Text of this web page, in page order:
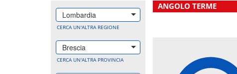
Lombardia
CERCA UN'ALTRA REGIONE
Brescia
CERCA UN'ALTRA PROVINCIA
ANGOLO TERME